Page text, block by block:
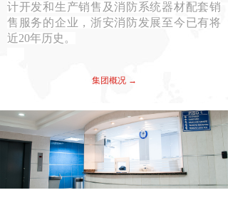
集团概况 →
计开发和生产销售及消防系统器材配套销
售服务的企业，浙安消防发展至今已有将
近20年历史。